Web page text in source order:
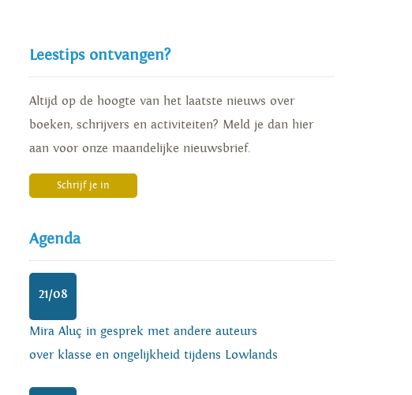
Leestips ontvangen?
Altijd op de hoogte van het laatste nieuws over
boeken, schrijvers en activiteiten? Meld je dan hier
aan voor onze maandelijke nieuwsbrief.
Schrijf je in
Agenda
21/08
Mira Aluç in gesprek met andere auteurs
over klasse en ongelijkheid tijdens Lowlands